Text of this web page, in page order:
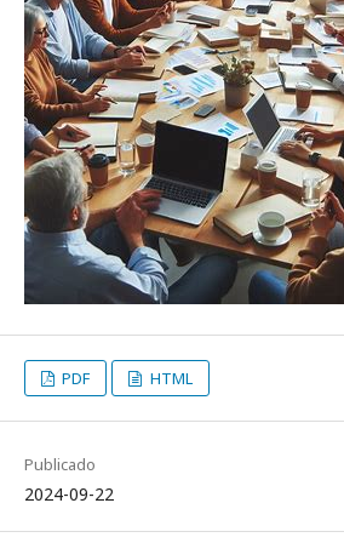
PDF HTML
Publicado
2024-09-22